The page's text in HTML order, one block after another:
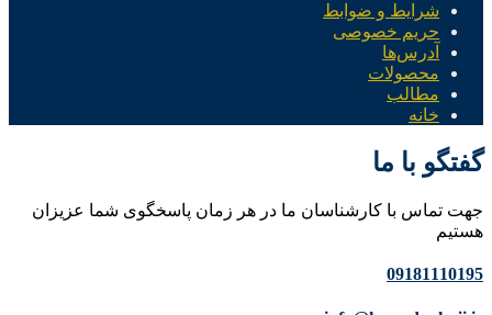
شرایط و ضوابط
حریم خصوصی
آدرس‌ها
محصولات
مطالب
خانه
گفتگو با ما
جهت تماس با کارشناسان ما در هر زمان پاسخگوی شما عزیزان
هستیم
09181110195